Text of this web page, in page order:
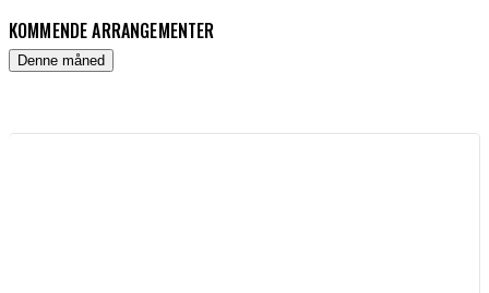
KOMMENDE ARRANGEMENTER
Denne måned